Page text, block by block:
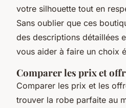
votre silhouette tout en
Sans oublier que ces
des descriptions détaillées
vous aider à faire un choix
Comparer les prix et
Comparer les prix et les
trouver la robe parfaite au